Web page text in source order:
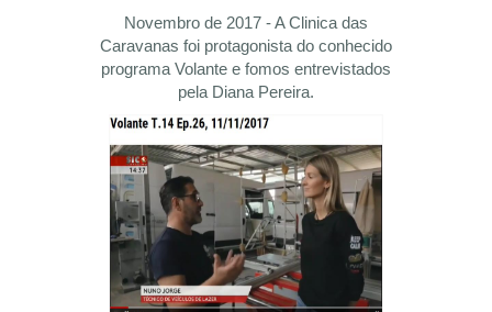
Novembro de 2017 - A Clinica das
Caravanas foi protagonista do conhecido
programa Volante e fomos entrevistados
pela Diana Pereira.